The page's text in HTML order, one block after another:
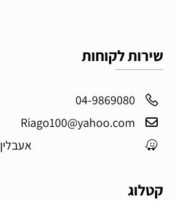
שירות לקוחות
04-9869080
Riago100@yahoo.com
אעבלין
קטלוג